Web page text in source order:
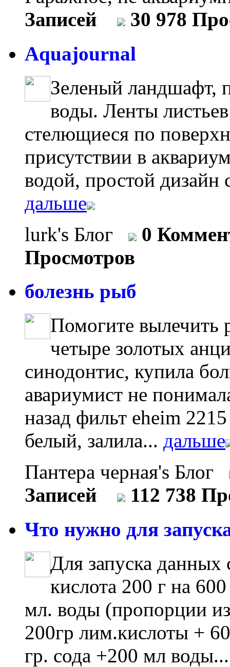
Записей
30 978
Aquajournal
Зеленый ландшафт,
воды. Ленты
стелющиеся по
присутствии в
водой, простой дизайн
дальше
lurk's Блог
0
Просмотров
болезнь рыб
Помогите вылечить
четыре золотых
синодонтис, купила
авариумист не
назад фильт eheim
белый, залила... дальше
Пантера черная's Блог
Записей
112 738
Что нужно для
Для запуска
кислота 200 г на
мл. воды (пропорции
200гр лим.кислоты +
гр. сода +200 мл